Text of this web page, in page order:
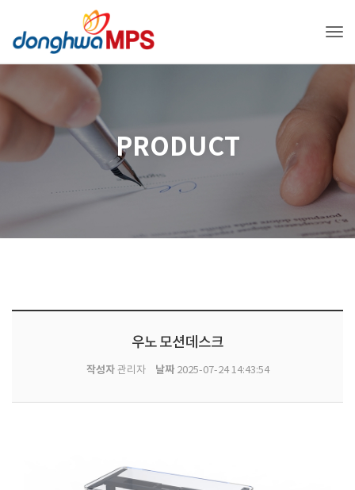
PRODUCT
우노 모션데스크
작성자관리자 날짜2025-07-24 14:43:54